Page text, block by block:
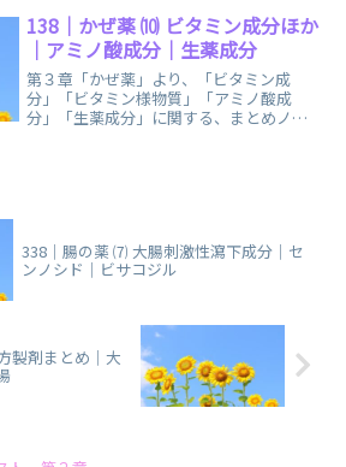
138｜かぜ薬 ⑽ ビタミン成分ほか
｜アミノ酸成分｜生薬成分
第３章「かぜ薬」より、「ビタミン成
分」「ビタミン様物質」「アミノ酸成
分」「生薬成分」に関する、まとめノー
338｜腸の薬 ⑺ 大腸刺激性瀉下成分｜セ
ンノシド｜ビサコジル
製剤まとめ｜大